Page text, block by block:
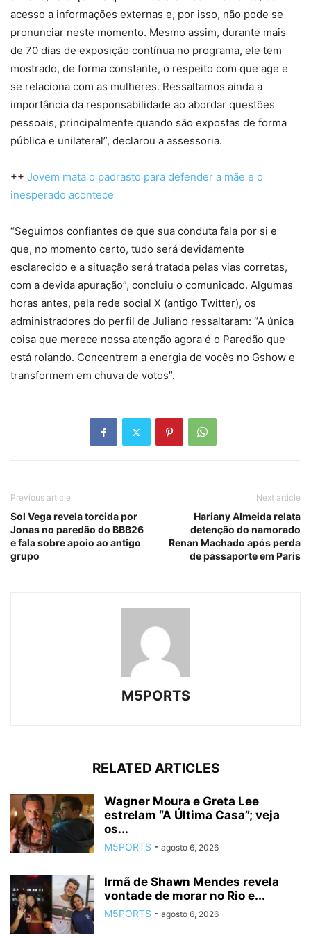
acesso a informações externas e, por isso, não pode se
pronunciar neste momento. Mesmo assim, durante mais
de 70 dias de exposição contínua no programa, ele tem
mostrado, de forma constante, o respeito com que age e
se relaciona com as mulheres. Ressaltamos ainda a
importância da responsabilidade ao abordar questões
pessoais, principalmente quando são expostas de forma
pública e unilateral”, declarou a assessoria.
++ Jovem mata o padrasto para defender a mãe e o
inesperado acontece
“Seguimos confiantes de que sua conduta fala por si e
que, no momento certo, tudo será devidamente
esclarecido e a situação será tratada pelas vias corretas,
com a devida apuração”, concluiu o comunicado. Algumas
horas antes, pela rede social X (antigo Twitter), os
administradores do perfil de Juliano ressaltaram: “A única
coisa que merece nossa atenção agora é o Paredão que
está rolando. Concentrem a energia de vocês no Gshow e
transformem em chuva de votos”.
Previous article
Sol Vega revela torcida por
Jonas no paredão do BBB26
e fala sobre apoio ao antigo
grupo
Next article
Hariany Almeida relata
detenção do namorado
Renan Machado após perda
de passaporte em Paris
M5PORTS
RELATED ARTICLES
Wagner Moura e Greta Lee
estrelam “A Última Casa”; veja
os...
M5PORTS - agosto 6, 2026
Irmã de Shawn Mendes revela
vontade de morar no Rio e...
M5PORTS - agosto 6, 2026